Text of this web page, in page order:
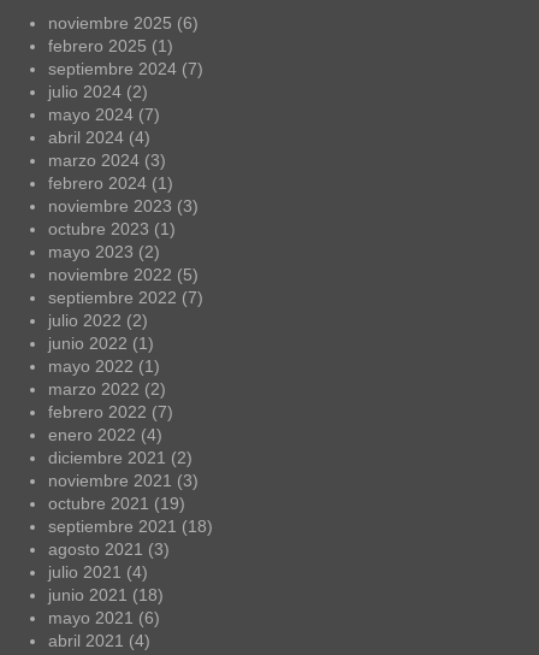
noviembre 2025 (6)
febrero 2025 (1)
septiembre 2024 (7)
julio 2024 (2)
mayo 2024 (7)
abril 2024 (4)
marzo 2024 (3)
febrero 2024 (1)
noviembre 2023 (3)
octubre 2023 (1)
mayo 2023 (2)
noviembre 2022 (5)
septiembre 2022 (7)
julio 2022 (2)
junio 2022 (1)
mayo 2022 (1)
marzo 2022 (2)
febrero 2022 (7)
enero 2022 (4)
diciembre 2021 (2)
noviembre 2021 (3)
octubre 2021 (19)
septiembre 2021 (18)
agosto 2021 (3)
julio 2021 (4)
junio 2021 (18)
mayo 2021 (6)
abril 2021 (4)